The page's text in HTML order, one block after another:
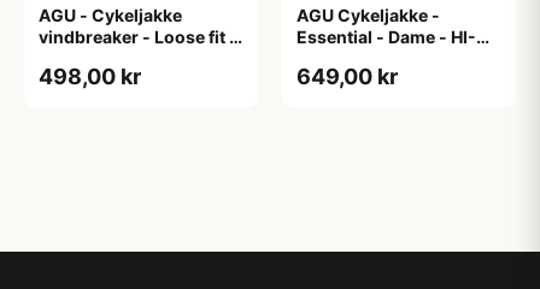
AGU - Cykeljakke
vindbreaker - Loose fit -
498,00 kr
AGU Cykeljakke -
Essential - Dame - HI-
649,00 kr